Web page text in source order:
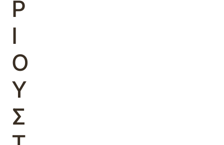
Ρ
Ι
Ο
Υ
Σ